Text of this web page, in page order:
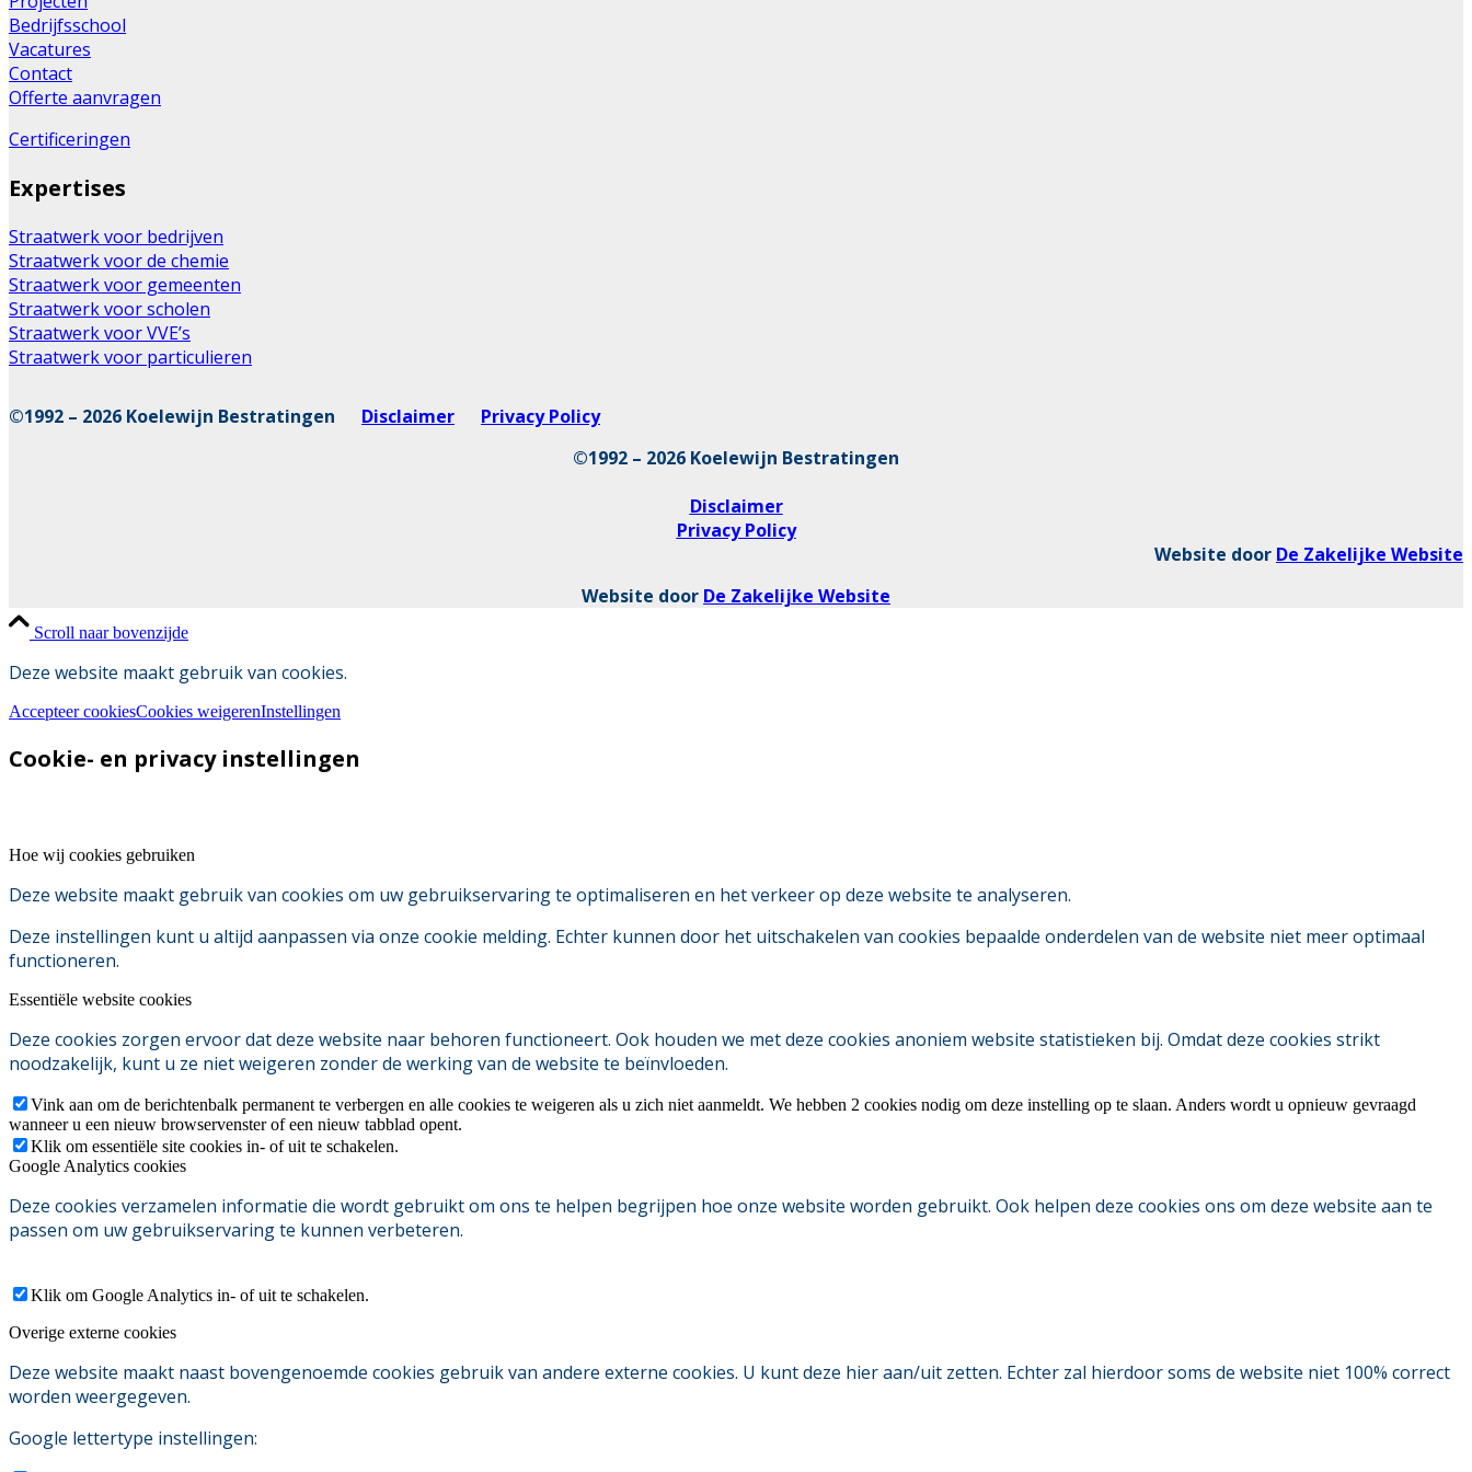
Bedrijfsschool
Vacatures
Contact
Offerte aanvragen
Certificeringen
Expertises
Straatwerk voor bedrijven
Straatwerk voor de chemie
Straatwerk voor gemeenten
Straatwerk voor scholen
Straatwerk voor VVE’s
Straatwerk voor particulieren
©1992 – 2026 Koelewijn Bestratingen Disclaimer
Privacy Policy
©1992 – 2026 Koelewijn Bestratingen
Disclaimer
Privacy Policy
Website door De Zakelijke Website
Website door De Zakelijke Website
Scroll naar bovenzijde
Deze website maakt gebruik van cookies.
Accepteer cookiesCookies weigerenInstellingen
Cookie- en privacy instellingen
Hoe wij cookies gebruiken
Deze website maakt gebruik van cookies om uw gebruikservaring te optimaliseren en het verkeer op deze website te analyseren.
Deze instellingen kunt u altijd aanpassen via onze cookie melding. Echter kunnen door het uitschakelen van cookies bepaalde onderdelen van de website niet meer optimaal
functioneren.
Essentiële website cookies
Deze cookies zorgen ervoor dat deze website naar behoren functioneert. Ook houden we met deze cookies anoniem website statistieken bij. Omdat deze cookies strikt
noodzakelijk, kunt u ze niet weigeren zonder de werking van de website te beïnvloeden.
Vink aan om de berichtenbalk permanent te verbergen en alle cookies te weigeren als u zich niet aanmeldt. We hebben 2 cookies nodig om deze instelling op te slaan. Anders wordt u opnieuw gevraagd
wanneer u een nieuw browservenster of een nieuw tabblad opent.
Klik om essentiële site cookies in- of uit te schakelen.
Google Analytics cookies
Deze cookies verzamelen informatie die wordt gebruikt om ons te helpen begrijpen hoe onze website worden gebruikt. Ook helpen deze cookies ons om deze website aan te
passen om uw gebruikservaring te kunnen verbeteren.
Klik om Google Analytics in- of uit te schakelen.
Overige externe cookies
Deze website maakt naast bovengenoemde cookies gebruik van andere externe cookies. U kunt deze hier aan/uit zetten. Echter zal hierdoor soms de website niet 100% correct
worden weergegeven.
Google lettertype instellingen: